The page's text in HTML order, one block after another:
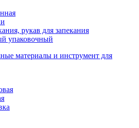
рукав для запекания
упаковочный
материалы и инструмент для